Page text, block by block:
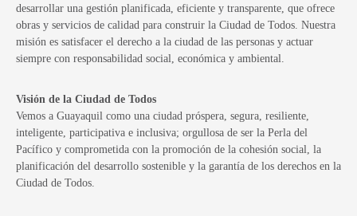
desarrollar una gestión planificada, eficiente y transparente, que ofrece
obras y servicios de calidad para construir la Ciudad de Todos. Nuestra
misión es satisfacer el derecho a la ciudad de las personas y actuar
siempre con responsabilidad social, económica y ambiental.
Visión de la Ciudad de Todos
Vemos a Guayaquil como una ciudad próspera, segura, resiliente,
inteligente, participativa e inclusiva; orgullosa de ser la Perla del
Pacífico y comprometida con la promoción de la cohesión social, la
planificación del desarrollo sostenible y la garantía de los derechos en la
Ciudad de Todos.